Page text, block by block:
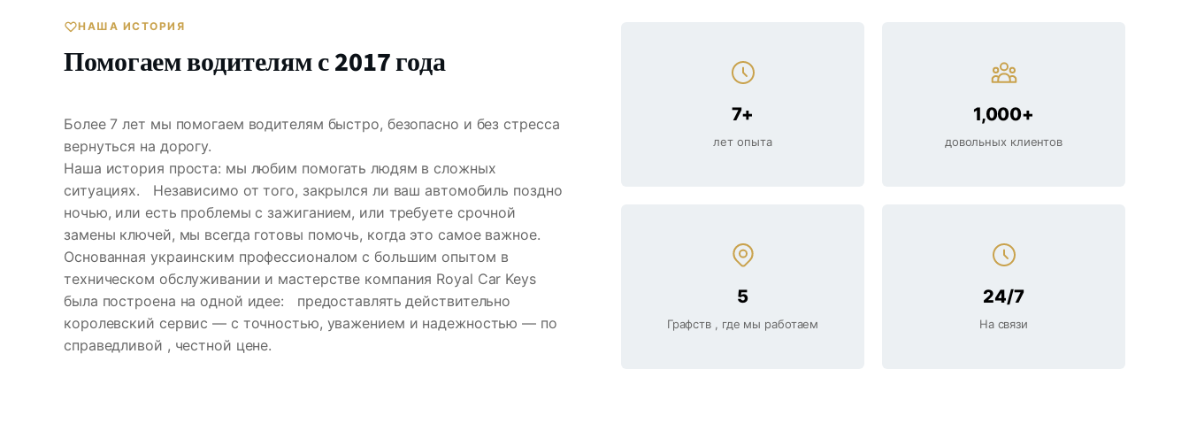
НАША ИСТОРИЯ
Помогаем водителям с 2017 года
Более 7 лет мы помогаем водителям быстро, безопасно и без стресса
вернуться на дорогу.
Наша история проста: мы любим помогать людям в сложных
ситуациях. Независимо от того, закрылся ли ваш автомобиль поздно
ночью, или есть проблемы с зажиганием, или требуете срочной
замены ключей, мы всегда готовы помочь, когда это самое важное.
Основанная украинским профессионалом с большим опытом в
техническом обслуживании и мастерстве компания Royal Car Keys
была построена на одной идее: предоставлять действительно
королевский сервис — с точностью, уважением и надежностью — по
справедливой , честной цене.
7+
лет опыта
1,000+
довольных клиентов
5
Графств , где мы работаем
24/7
На связи​